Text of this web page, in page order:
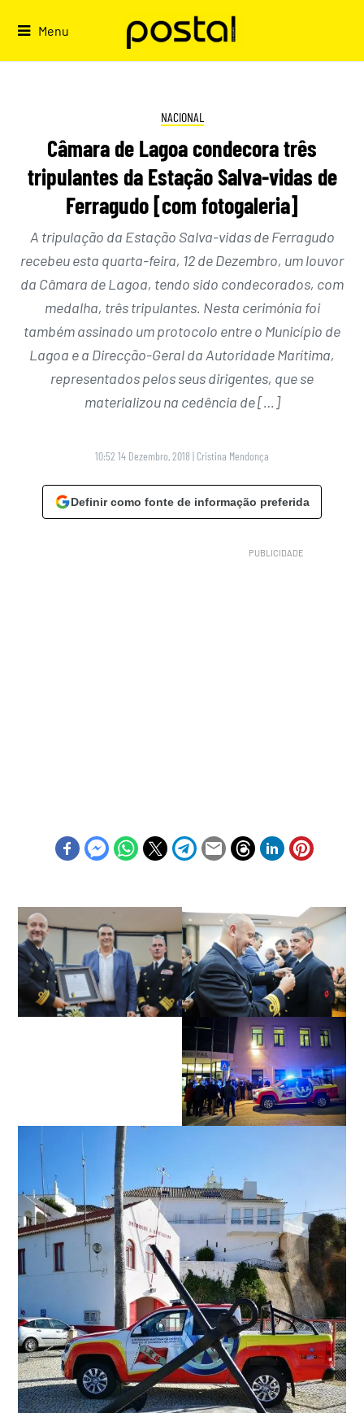
Menu
NACIONAL
Câmara de Lagoa condecora três
tripulantes da Estação Salva-vidas de
Ferragudo [com fotogaleria]
A tripulação da Estação Salva-vidas de Ferragudo
recebeu esta quarta-feira, 12 de Dezembro, um louvor
da Câmara de Lagoa, tendo sido condecorados, com
medalha, três tripulantes. ​Nesta cerimónia foi
também assinado um protocolo entre o Município de
Lagoa e a Direcção-Geral da Autoridade Marítima,
representados pelos seus dirigentes, que se
materializou na cedência de […]
10:52 14 Dezembro, 2018 | Cristina Mendonça
Definir como fonte de informação preferida